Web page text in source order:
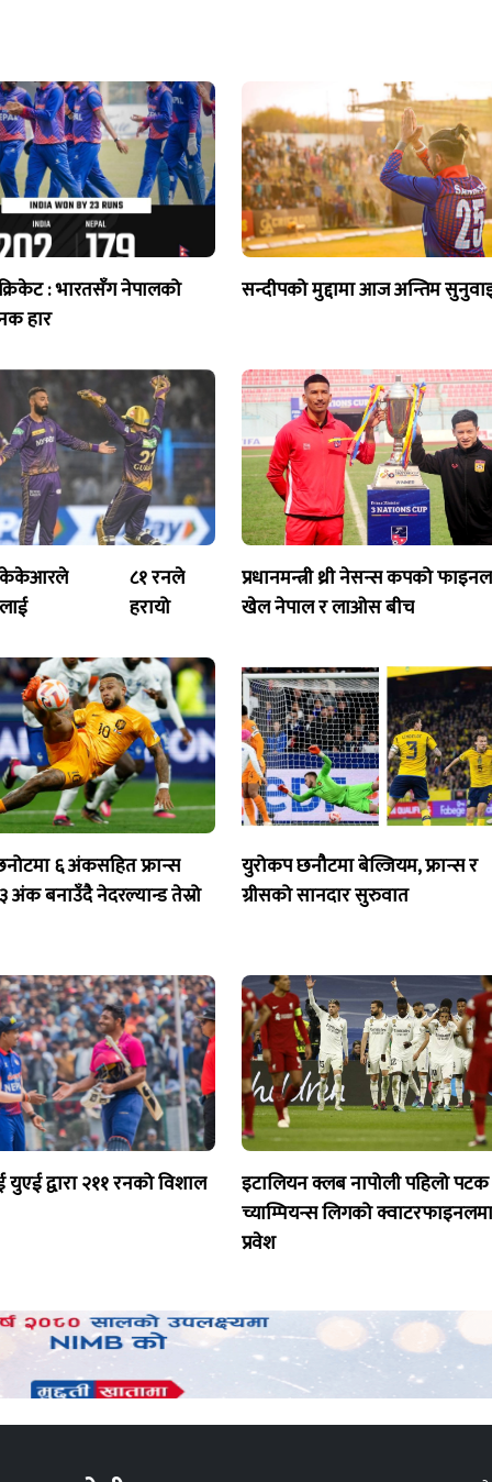
: भारतसँग नेपालको
हार
सन्दीपको मुद्दामा आज अन्तिम
केकेआरले
८१ रनले
हरायो
प्रधानमन्त्री थ्री नेसन्स कपको फाइनल
खेल नेपाल र लाओस बीच
६ अंकसहित फ्रान्स
अंक बनाउँदै नेदरल्यान्ड तेस्रो
युरोकप छनौटमा बेल्जियम, फ्रान्स र
ग्रीसको सानदार सुरुवात
द्वारा २११ रनको विशाल
इटालियन क्लब नापोली पहिलो पटक
च्याम्पियन्स लिगको क्वाटरफाइनलमा
प्रवेश